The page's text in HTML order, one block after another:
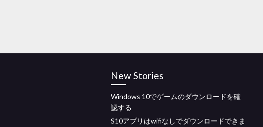
New Stories
Windows 10でゲームのダウンロードを確
認する
S10アプリはwifiなしでダウンロードできま